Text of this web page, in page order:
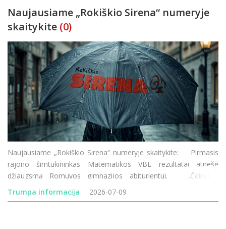
Naujausiame „Rokiškio Sirena“ numeryje
skaitykite (0)
Naujausiame „Rokiškio Sirena“ numeryje skaitykite: Pirmasis
rajono šimtukininkas Matematikos VBE rezultatai atnešė
džiaugsmą Romuvos gimnazijos abiturientui. „Čekiukų“
skandalas Rokiškyje Prokuratūra iš dar š
Trumpa informacija 2026-07-09